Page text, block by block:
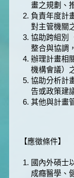
畫之規劃、
負責年度計
對主管機關
協助跨組別
整合與協調
辦理計畫相
機構會議）
協助分析計
告或政策建
其他與計畫
【應徵條件】
國內外碩士
成癮醫學、